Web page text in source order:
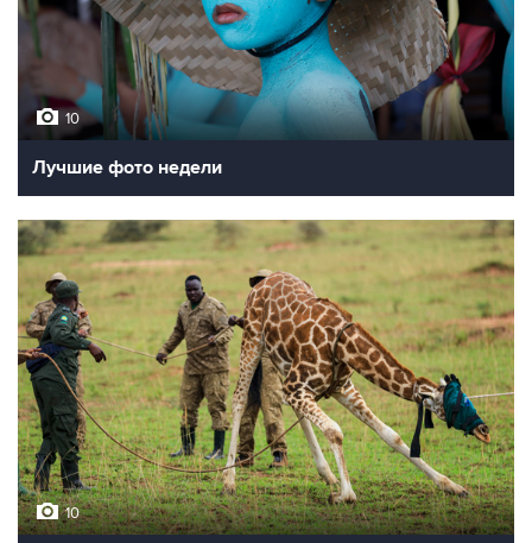
10
Лучшие фото недели
10